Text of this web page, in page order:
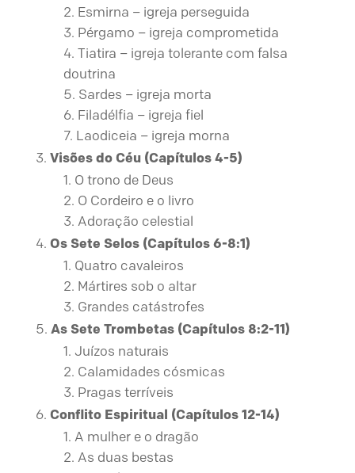
Esmirna – igreja perseguida
Pérgamo – igreja comprometida
Tiatira – igreja tolerante com falsa
doutrina
Sardes – igreja morta
Filadélfia – igreja fiel
Laodiceia – igreja morna
Visões do Céu (Capítulos 4-5)
O trono de Deus
O Cordeiro e o livro
Adoração celestial
Os Sete Selos (Capítulos 6-8:1)
Quatro cavaleiros
Mártires sob o altar
Grandes catástrofes
As Sete Trombetas (Capítulos 8:2-11)
Juízos naturais
Calamidades cósmicas
Pragas terríveis
Conflito Espiritual (Capítulos 12-14)
A mulher e o dragão
As duas bestas